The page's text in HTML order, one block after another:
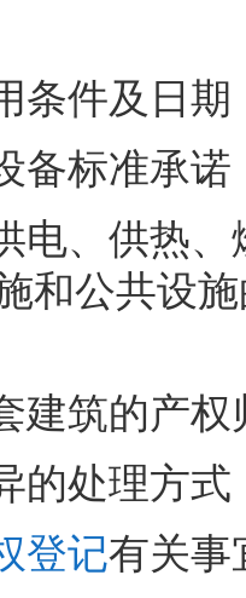
条件及日期
备标准承诺
电、供热
和公共设
建筑的产
的处理方式
登记有关事